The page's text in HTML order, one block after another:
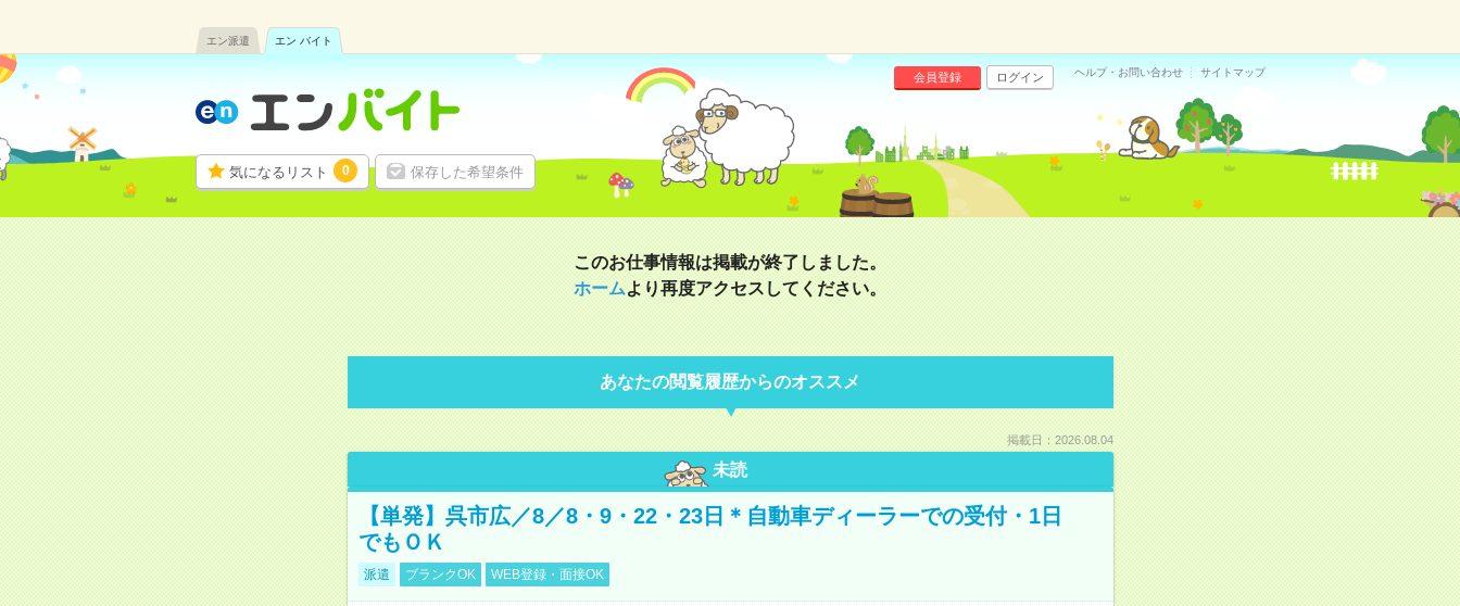
エン派遣 エン バイト
気になるリスト 0 保存した希望条件
会員登録 ログイン ヘルプ・お問い合わせ サイトマップ
このお仕事情報は掲載が終了しました。
ホームより再度アクセスしてください。
あなたの閲覧履歴からのオススメ
掲載日：2026.08.04
未読
【単発】呉市広／8／8・9・22・23日＊自動車ディーラーでの受付・1日
でもＯＫ
派遣 ブランクOK WEB登録・面接OK